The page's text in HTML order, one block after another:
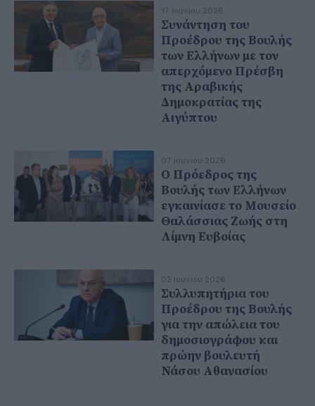
17 Ιουνίου 2026
Συνάντηση του
Προέδρου της Βουλής
των Ελλήνων με τον
απερχόμενο Πρέσβη
της Αραβικής
Δημοκρατίας της
Αιγύπτου
07 Ιουνίου 2026
Ο Πρόεδρος της
Βουλής των Ελλήνων
εγκαινίασε το Μουσείο
Θαλάσσιας Ζωής στη
Λίμνη Ευβοίας
02 Ιουνίου 2026
Συλλυπητήρια του
Προέδρου της Βουλής
για την απώλεια του
δημοσιογράφου και
πρώην βουλευτή
Νάσου Αθανασίου